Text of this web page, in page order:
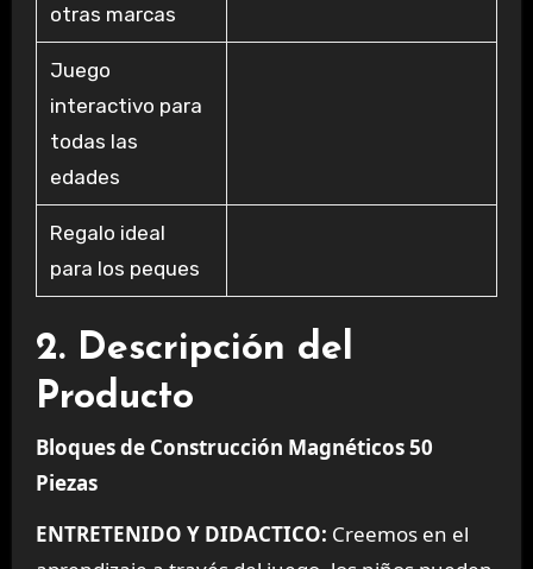
otras marcas
Juego
interactivo para
todas las
edades
Regalo ideal
para los peques
2. Descripción del
Producto
Bloques de Construcción Magnéticos 50
Piezas
ENTRETENIDO Y DIDACTICO: Creemos en el